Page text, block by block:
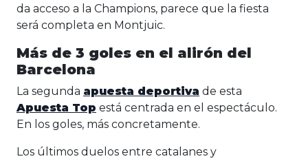
da acceso a la Champions, parece que la fiesta
será completa en Montjuic.
Más de 3 goles en el alirón del
Barcelona
La segunda apuesta deportiva de esta
Apuesta Top está centrada en el espectáculo.
En los goles, más concretamente.
Los últimos duelos entre catalanes y